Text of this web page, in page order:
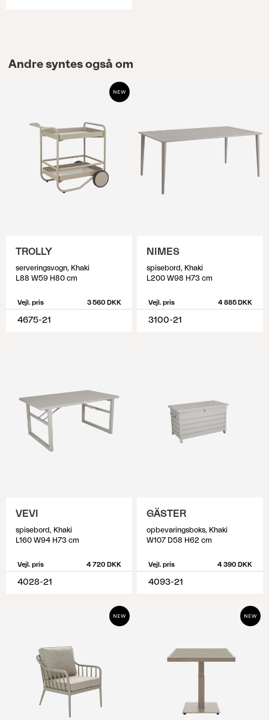
Andre syntes også om
TROLLY
serveringsvogn, Khaki
L88 W59 H80 cm
Vejl. pris 3 560 DKK
4675-21
NIMES
spisebord, Khaki
L200 W98 H73 cm
Vejl. pris 4 885 DKK
3100-21
VEVI
spisebord, Khaki
L160 W94 H73 cm
Vejl. pris 4 720 DKK
4028-21
GÄSTER
opbevaringsboks, Khaki
W107 D58 H62 cm
Vejl. pris 4 390 DKK
4093-21